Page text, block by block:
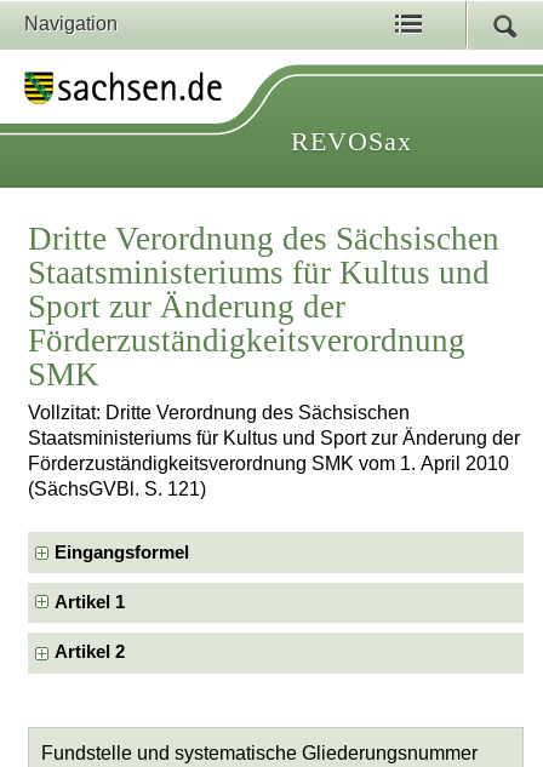
Navigation
REVOSax
Dritte Verordnung des Sächsischen
Staatsministeriums für Kultus und
Sport zur Änderung der
Förderzuständigkeitsverordnung
SMK
Vollzitat: Dritte Verordnung des Sächsischen
Staatsministeriums für Kultus und Sport zur Änderung der
Förderzuständigkeitsverordnung SMK vom 1. April 2010
(SächsGVBl. S. 121)
Eingangsformel
Artikel 1
Artikel 2
Fundstelle und systematische Gliederungsnummer